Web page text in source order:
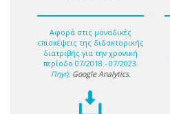
Αφορά στις μοναδικές
επισκέψεις της διδακτορικής
διατριβής για την χρονική
περίοδο 07/2018 - 07/2023.
Πηγή: Google Analytics.